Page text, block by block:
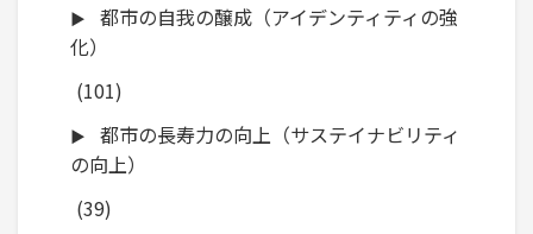
都市の自我の醸成（アイデンティティの強
化）
(101)
都市の長寿力の向上（サステイナビリティ
の向上）
(39)